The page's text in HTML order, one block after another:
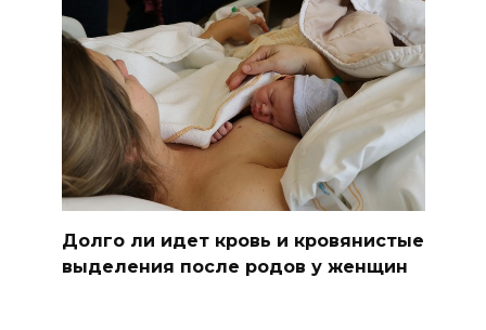
Долго ли идет кровь и кровянистые
выделения после родов у женщин